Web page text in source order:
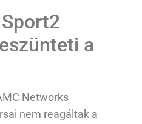
a
Networks
nem reagáltak a